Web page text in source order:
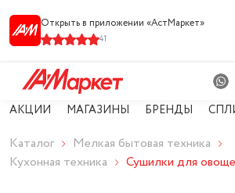
Открыть в приложении «АстМарке‪т‬»
41
АКЦИИ МАГАЗИНЫ БРЕНДЫ
Каталог
Мелкая бытовая техника
Кухонная техника
Сушилки для